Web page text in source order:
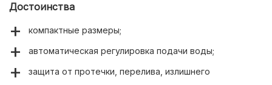
Достоинства
компактные размеры;
автоматическая регулировка подачи воды;
защита от протечки, перелива, излишнего